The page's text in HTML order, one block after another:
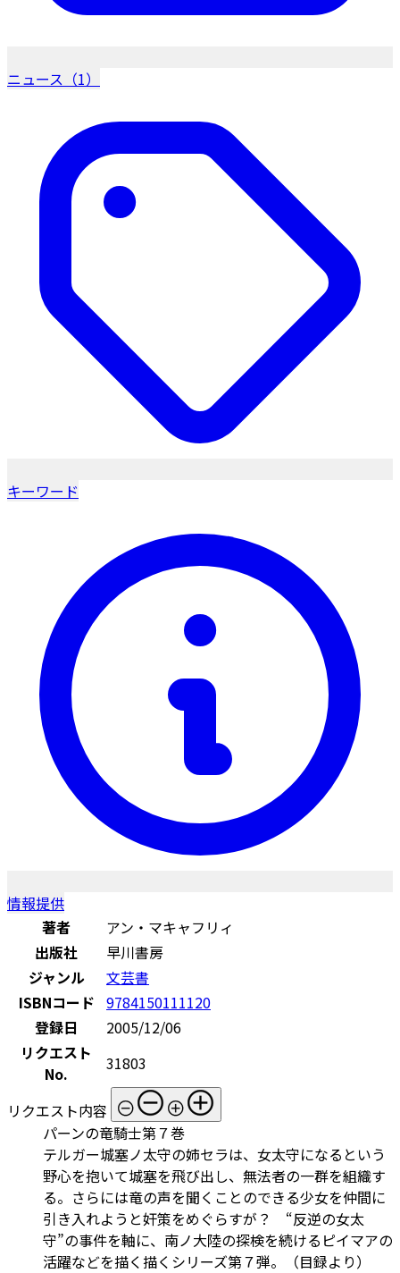
ニュース（1）
キーワード
情報提供
著者
アン・マキャフリィ
出版社
早川書房
ジャンル
文芸書
ISBNコード 9784150111120
登録日
2005/12/06
リクエスト
No.
31803
リクエスト内容
パーンの竜騎士第７巻
テルガー城塞ノ太守の姉セラは、女太守になるという
野心を抱いて城塞を飛び出し、無法者の一群を組織す
る。さらには竜の声を聞くことのできる少女を仲間に
引き入れようと奸策をめぐらすが？ “反逆の女太
守”の事件を軸に、南ノ大陸の探検を続けるピイマアの
活躍などを描く描くシリーズ第７弾。（目録より）